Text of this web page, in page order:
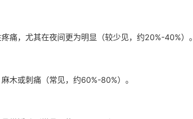
痛，尤其在夜间更为明显（较少见，约20%-40%）。
木或刺痛（常见，约60%-80%）。